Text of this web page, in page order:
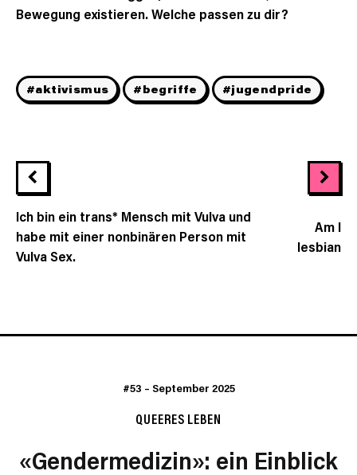
Bewegung existieren. Welche passen zu dir?
#aktivismus #begriffe #jugendpride
Ich bin ein trans* Mensch mit Vulva und
habe mit einer nonbinären Person mit
Vulva Sex.
Am I
lesbian
#53 – September 2025
QUEERES LEBEN
«Gendermedizin»: ein Einblick